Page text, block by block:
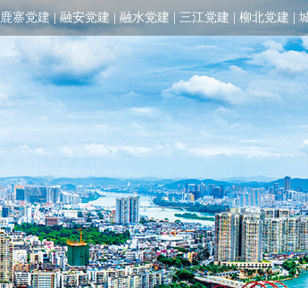
鹿寨党建 | 融安党建 融水党建 三江党建 柳北党建